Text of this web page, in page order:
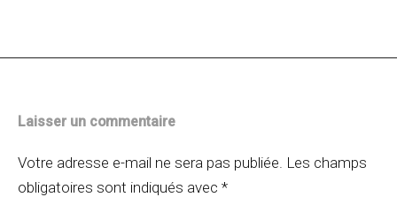
Laisser un commentaire
Votre adresse e-mail ne sera pas publiée. Les champs
obligatoires sont indiqués avec *